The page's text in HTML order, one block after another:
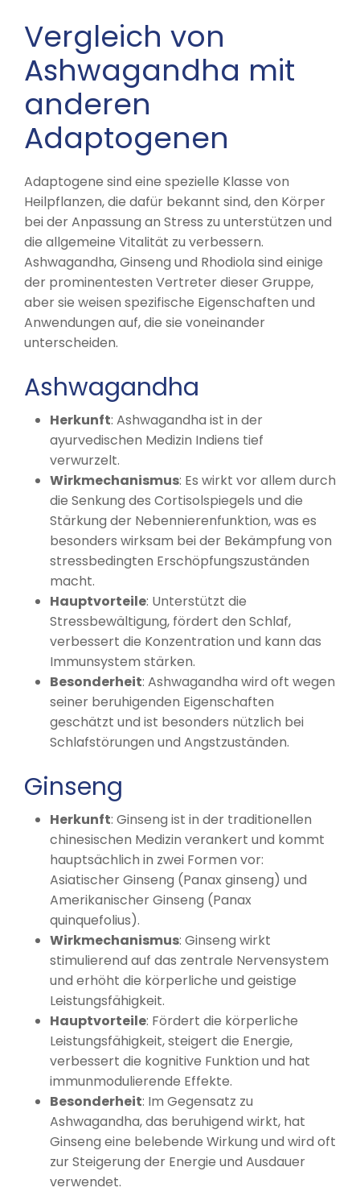
Vergleich von
Ashwagandha mit
anderen
Adaptogenen
Adaptogene sind eine spezielle Klasse von
Heilpflanzen, die dafür bekannt sind, den Körper
bei der Anpassung an Stress zu unterstützen und
die allgemeine Vitalität zu verbessern.
Ashwagandha, Ginseng und Rhodiola sind einige
der prominentesten Vertreter dieser Gruppe,
aber sie weisen spezifische Eigenschaften und
Anwendungen auf, die sie voneinander
unterscheiden.
Ashwagandha
Herkunft: Ashwagandha ist in der
ayurvedischen Medizin Indiens tief
verwurzelt.
Wirkmechanismus: Es wirkt vor allem durch
die Senkung des Cortisolspiegels und die
Stärkung der Nebennierenfunktion, was es
besonders wirksam bei der Bekämpfung von
stressbedingten Erschöpfungszuständen
macht.
Hauptvorteile: Unterstützt die
Stressbewältigung, fördert den Schlaf,
verbessert die Konzentration und kann das
Immunsystem stärken.
Besonderheit: Ashwagandha wird oft wegen
seiner beruhigenden Eigenschaften
geschätzt und ist besonders nützlich bei
Schlafstörungen und Angstzuständen.
Ginseng
Herkunft: Ginseng ist in der traditionellen
chinesischen Medizin verankert und kommt
hauptsächlich in zwei Formen vor:
Asiatischer Ginseng (Panax ginseng) und
Amerikanischer Ginseng (Panax
quinquefolius).
Wirkmechanismus: Ginseng wirkt
stimulierend auf das zentrale Nervensystem
und erhöht die körperliche und geistige
Leistungsfähigkeit.
Hauptvorteile: Fördert die körperliche
Leistungsfähigkeit, steigert die Energie,
verbessert die kognitive Funktion und hat
immunmodulierende Effekte.
Besonderheit: Im Gegensatz zu
Ashwagandha, das beruhigend wirkt, hat
Ginseng eine belebende Wirkung und wird oft
zur Steigerung der Energie und Ausdauer
verwendet.